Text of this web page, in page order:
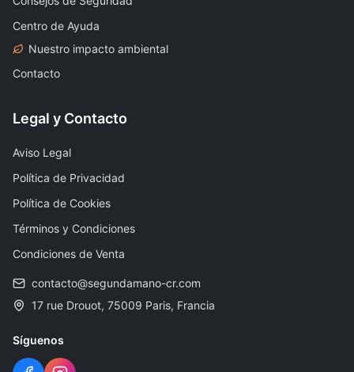
Centro de Ayuda
Nuestro impacto ambiental
Contacto
Legal y Contacto
Aviso Legal
Política de Privacidad
Política de Cookies
Términos y Condiciones
Condiciones de Venta
contacto@segundamano-cr.com
17 rue Drouot, 75009 Paris, Francia
Síguenos